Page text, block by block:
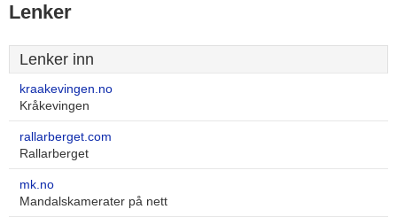
Lenker
Lenker inn
kraakevingen.no
Kråkevingen
rallarberget.com
Rallarberget
mk.no
Mandalskamerater på nett